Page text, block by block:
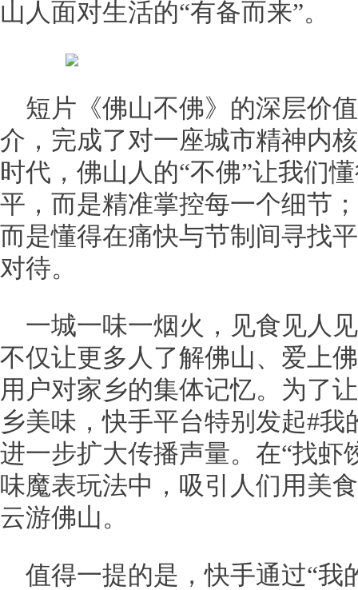
山人面对生活的“有备而来”。
短片《佛山不佛》的深层价
介，完成了对一座城市精神内
时代，佛山人的“不佛”让我们
平，而是精准掌控每一个细节
而是懂得在痛快与节制间寻找
对待。
一城一味一烟火，见食见人
不仅让更多人了解佛山、爱上
用户对家乡的集体记忆。为了
乡美味，快手平台特别发起#
进一步扩大传播声量。在“找虾
味魔表玩法中，吸引人们用美
云游佛山。
值得一提的是，快手通过“我